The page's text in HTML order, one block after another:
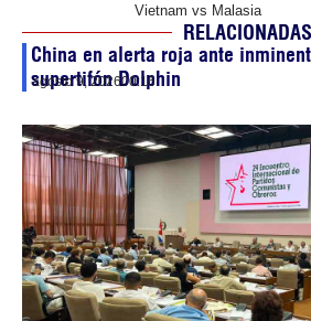
Vietnam vs Malasia
RELACIONADAS
China en alerta roja ante
supertifón Dolphin
agosto 9, 202600:16